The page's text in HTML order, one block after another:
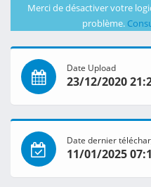
Merci de désactiver votre
problème.
Date Upload
23/12/2020
Date dernier
11/01/2025